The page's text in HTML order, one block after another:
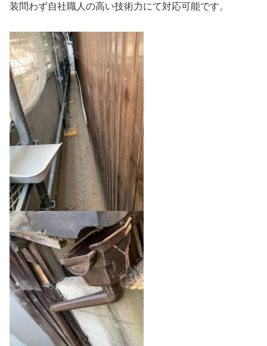
装問わず自社職人の高い技術力にて対応可能です。